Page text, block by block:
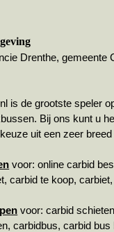
Drenthe, gemeente
is de grootste speler
Bij ons kunt u
uit een zeer
voor: online carbid
carbid te koop,
voor: carbid
carbidbus, carbid bus